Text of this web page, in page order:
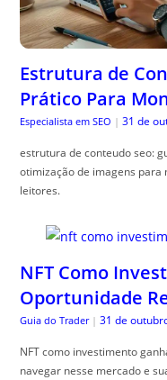
Estrutura de
Prático Para
Especialista em SEO | 31 de
estrutura de conteudo seo:
otimização de imagens
leitores.
NFT Como
Oportunidade
Guia do Trader | 31 de
NFT como investimento
navegar nesse mercado e